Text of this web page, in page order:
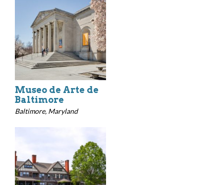
Museo de Arte de
Baltimore
Baltimore, Maryland